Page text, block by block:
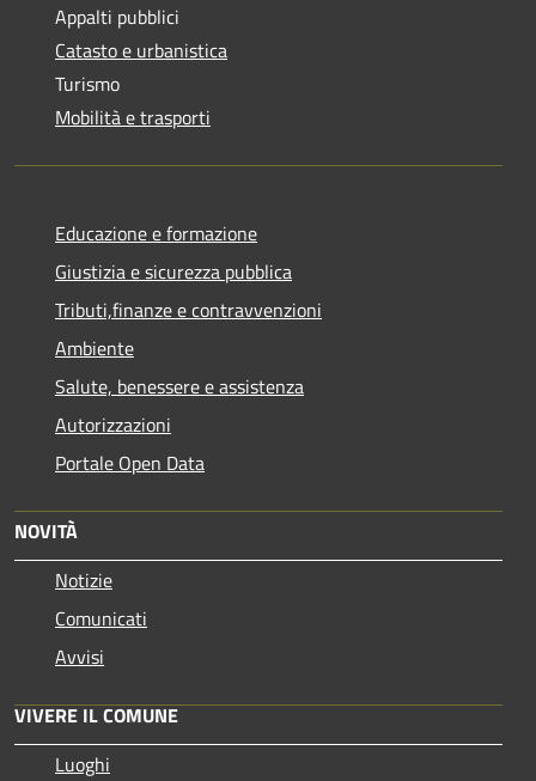
Appalti pubblici
Catasto e urbanistica
Turismo
Mobilità e trasporti
Educazione e formazione
Giustizia e sicurezza pubblica
Tributi,finanze e contravvenzioni
Ambiente
Salute, benessere e assistenza
Autorizzazioni
Portale Open Data
NOVITÀ
Notizie
Comunicati
Avvisi
VIVERE IL COMUNE
Luoghi